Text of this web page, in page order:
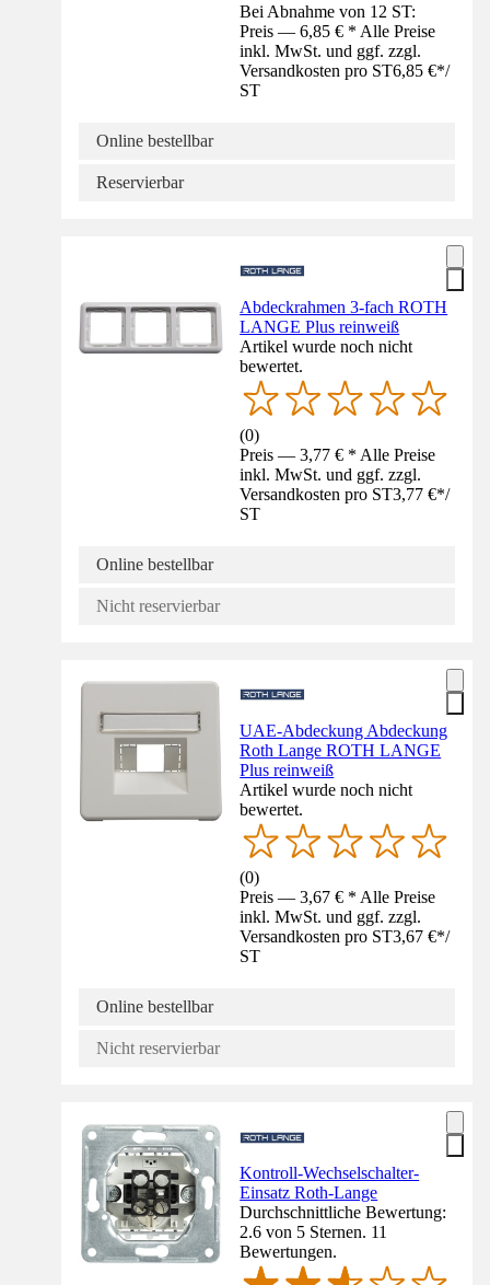
Bei Abnahme von 12 ST:
Preis — 6,85 € * Alle Preise
inkl. MwSt. und ggf. zzgl.
Versandkosten pro ST6,85 €*/
ST
Online bestellbar
Reservierbar
Abdeckrahmen 3-fach ROTH
LANGE Plus reinweiß
Artikel wurde noch nicht
bewertet.
(0)
Preis — 3,77 € * Alle Preise
inkl. MwSt. und ggf. zzgl.
Versandkosten pro ST3,77 €*/
ST
Online bestellbar
Nicht reservierbar
UAE-Abdeckung Abdeckung
Roth Lange ROTH LANGE
Plus reinweiß
Artikel wurde noch nicht
bewertet.
(0)
Preis — 3,67 € * Alle Preise
inkl. MwSt. und ggf. zzgl.
Versandkosten pro ST3,67 €*/
ST
Online bestellbar
Nicht reservierbar
Kontroll-Wechselschalter-
Einsatz Roth-Lange
Durchschnittliche Bewertung:
2.6 von 5 Sternen. 11
Bewertungen.